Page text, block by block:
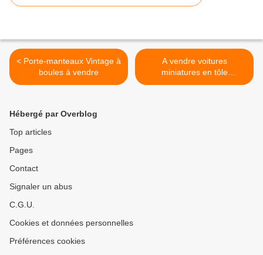
< Porte-manteaux Vintage à
boules à vendre
A vendre voitures
miniatures en tôle
SCHUCCO >
Hébergé par Overblog
Top articles
Pages
Contact
Signaler un abus
C.G.U.
Cookies et données personnelles
Préférences cookies